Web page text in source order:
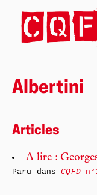
Albertini
Articles
A lire :
Paru dansCQFD